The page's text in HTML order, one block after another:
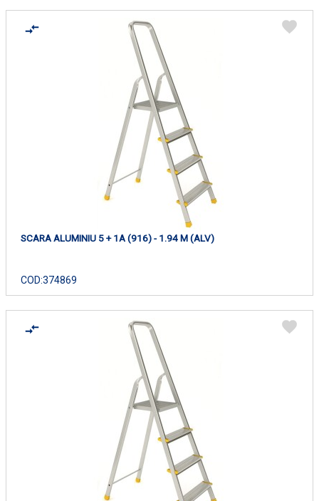
SCARA ALUMINIU 5 + 1A (916) - 1.94 M (ALV)
COD:374869